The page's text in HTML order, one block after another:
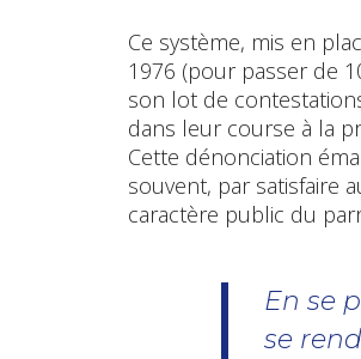
Ce système, mis en
1976 (pour passer de
son lot de
dans leur course à la
Cette dénonciation
souvent, par satisfaire
caractère public du
En se
se